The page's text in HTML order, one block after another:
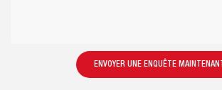
ENVOYER UNE ENQUÊTE MAINTENANT